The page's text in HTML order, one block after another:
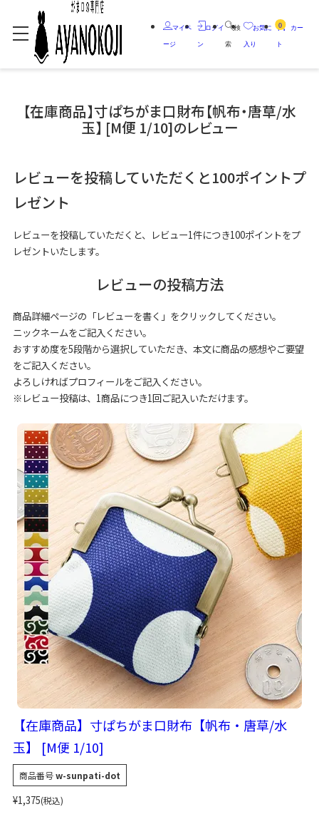
マイペ
ージ
ログイ
ン
検
索
お気に
入り
0 カー
ト
【在庫商品】寸ぱちがま口財布【帆布・唐草/水
玉】 [M便 1/10]のレビュー
レビューを投稿していただくと100ポイントプ
レゼント
レビューを投稿していただくと、レビュー1件につき100ポイントをプ
レゼントいたします。
レビューの投稿方法
商品詳細ページの「レビューを書く」をクリックしてください。
ニックネームをご記入ください。
おすすめ度を5段階から選択していただき、本文に商品の感想やご要望
をご記入ください。
よろしければプロフィールをご記入ください。
※レビュー投稿は、1商品につき1回ご記入いただけます。
【在庫商品】寸ぱちがま口財布【帆布・唐草/水
玉】 [M便 1/10]
商品番号w-sunpati-dot
¥1,375 税込